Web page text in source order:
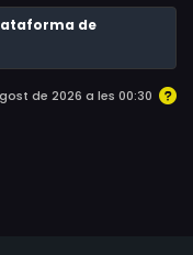
de
de 2026 a les 00:30